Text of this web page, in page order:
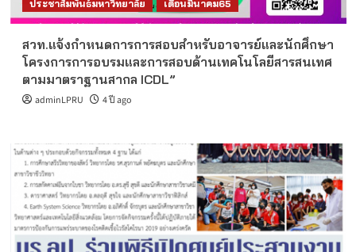
ประชาสัมพันธ์มหาวิทยาลัย เดือนมีนาคม65
สวท.แจ้งกำหนดการการสอบสำหรับอาจารย์และนักศึกษา
โครงการการอบรมและการสอบด้านเทคโนโลยีสารสนเทศ
ตามมาตราฐานสากล ICDL”
adminLPRU 4 ปี ago